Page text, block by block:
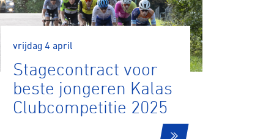
vrijdag 4 april
Stagecontract voor
beste jongeren Kalas
Clubcompetitie 2025